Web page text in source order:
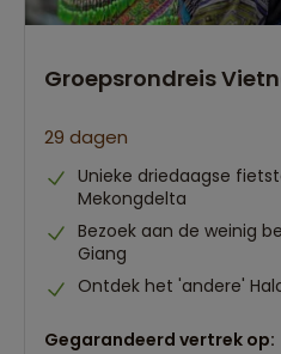
Groepsrondreis
29 dagen
Unieke driedaagse
Mekongdelta
Bezoek aan de weinig
Giang
Ontdek het 'andere'
Gegarandeerd vertrek op: